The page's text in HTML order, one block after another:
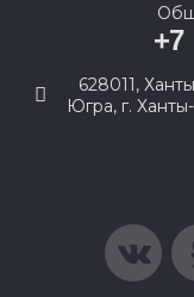
+7
628011,
Югра, г.